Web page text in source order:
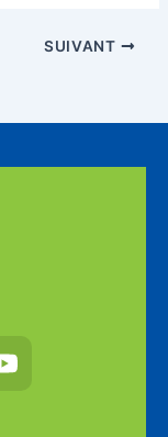
SUIVANT